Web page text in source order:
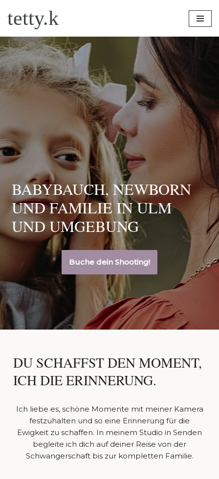
Zum
Inhalt
springen
tetty.k
BABYBAUCH, NEWBORN
UND FAMILIE IN ULM
UND UMGEBUNG
Buche dein Shooting!
DU SCHAFFST DEN MOMENT,
ICH DIE ERINNERUNG.
Ich liebe es, schöne Momente mit meiner Kamera
festzuhalten und so eine Erinnerung für die
Ewigkeit zu schaffen. In meinem Studio in Senden
begleite ich dich auf deiner Reise von der
Schwangerschaft bis zur kompletten Familie.